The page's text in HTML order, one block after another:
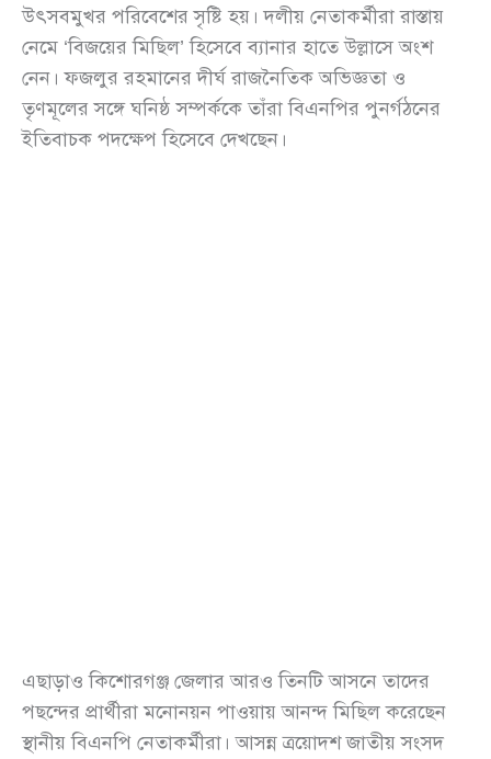
উৎসবমুখর পরিবেশের সৃষ্টি হয়। দলীয় নেতাকর্মীরা রাস্তায়
নেমে ‘বিজয়ের মিছিল’ হিসেবে ব্যানার হাতে উল্লাসে অংশ
নেন। ফজলুর রহমানের দীর্ঘ রাজনৈতিক অভিজ্ঞতা ও
তৃণমূলের সঙ্গে ঘনিষ্ঠ সম্পর্ককে তাঁরা বিএনপির পুনর্গঠনের
ইতিবাচক পদক্ষেপ হিসেবে দেখছেন।
এছাড়াও কিশোরগঞ্জ জেলার আরও তিনটি আসনে তাদের
পছন্দের প্রার্থীরা মনোনয়ন পাওয়ায় আনন্দ মিছিল করেছেন
স্থানীয় বিএনপি নেতাকর্মীরা। আসন্ন ত্রয়োদশ জাতীয় সংসদ